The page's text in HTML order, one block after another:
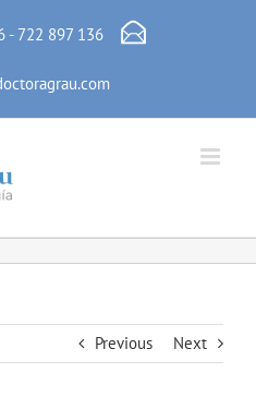
- 722 897 136
Previous Next